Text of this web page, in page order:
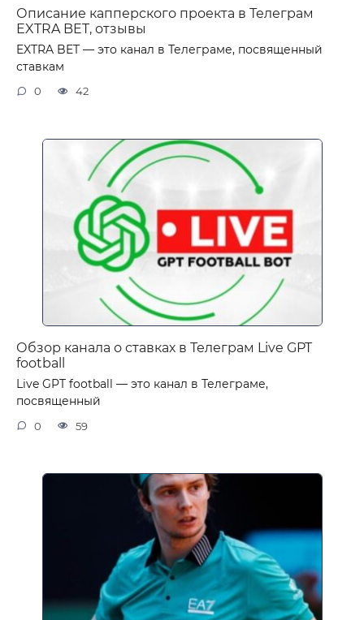
Описание капперского проекта в Телеграм
EXTRA BET, отзывы
EXTRA BET — это канал в Телеграме, посвященный
ставкам
0 42
Обзор канала о ставках в Телеграм Live GPT
football
Live GPT football — это канал в Телеграме,
посвященный
0 59